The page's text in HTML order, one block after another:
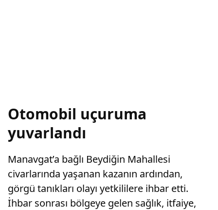
Otomobil uçuruma
yuvarlandı
Manavgat’a bağlı Beydiğin Mahallesi
civarlarında yaşanan kazanın ardından,
görgü tanıkları olayı yetkililere ihbar etti.
İhbar sonrası bölgeye gelen sağlık, itfaiye,